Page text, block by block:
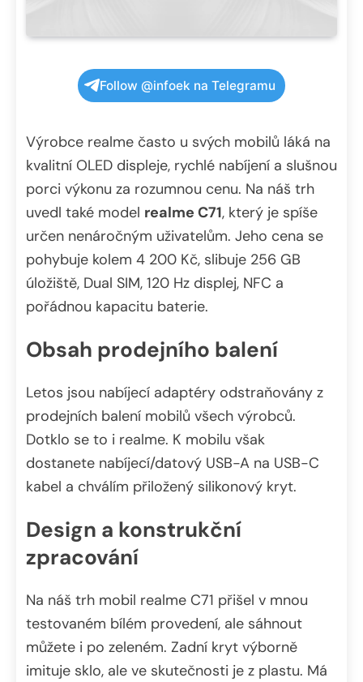
Follow @infoek na Telegramu
Výrobce realme často u svých mobilů láká na
kvalitní OLED displeje, rychlé nabíjení a slušnou
porci výkonu za rozumnou cenu. Na náš trh
uvedl také model realme C71, který je spíše
určen nenáročným uživatelům. Jeho cena se
pohybuje kolem 4 200 Kč, slibuje 256 GB
úložiště, Dual SIM, 120 Hz displej, NFC a
pořádnou kapacitu baterie.
Obsah prodejního balení
Letos jsou nabíjecí adaptéry odstraňovány z
prodejních balení mobilů všech výrobců.
Dotklo se to i realme. K mobilu však
dostanete nabíjecí/datový USB-A na USB-C
kabel a chválím přiložený silikonový kryt.
Design a konstrukční
zpracování
Na náš trh mobil realme C71 přišel v mnou
testovaném bílém provedení, ale sáhnout
můžete i po zeleném. Zadní kryt výborně
imituje sklo, ale ve skutečnosti je z plastu. Má